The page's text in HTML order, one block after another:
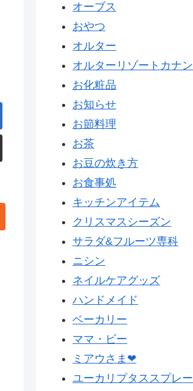
オーブス
おやつ
オルター
オルターリゾートカナン
お化粧品
お知らせ
お節料理
お茶
お豆の炊き方
お食事処
キッチンアイテム
クリスマスシーズン
サラダ&フルーツ専科
ニシン
ネイルケアグッズ
ハンドメイド
ベーカリー
ママ・ビー
ミアウさま❤
ユーカリプタススプレー